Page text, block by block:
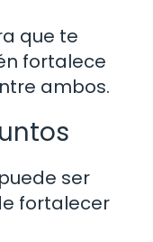
que te
fortalece
ambos.
ser
fortalecer